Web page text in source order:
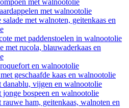
met walnootolie
met walnootolie
salade met walnoten, geitenkaas en
met paddenstoelen in walnootolie
met rucola, blauwaderkaas en
en walnootolie
geschaafde kaas en walnootolie
danablu, vijgen en walnootolie
jonge bospeen en walnootolie
rauwe ham, geitenkaas, walnoten en